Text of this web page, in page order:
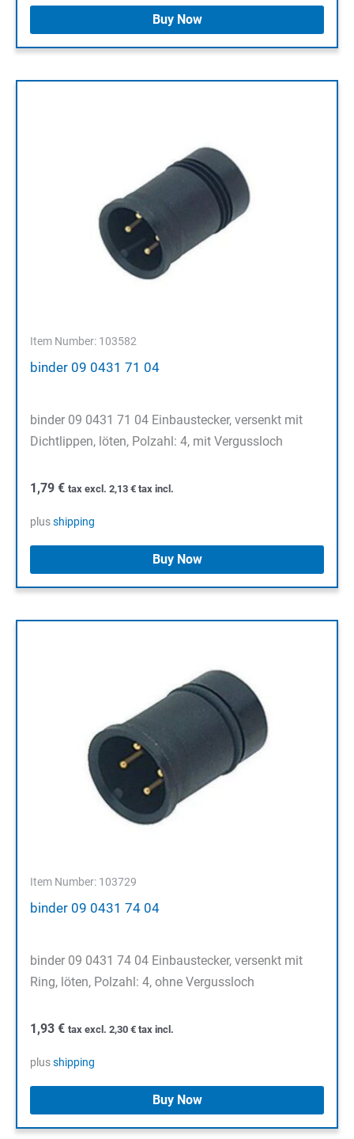
Buy Now
Item Number: 103582
binder 09 0431 71 04
binder 09 0431 71 04 Einbaustecker, versenkt mit
Dichtlippen, löten, Polzahl: 4, mit Vergussloch
1,79 € tax excl. 2,13 € tax incl.
plusshipping
Buy Now
Item Number: 103729
binder 09 0431 74 04
binder 09 0431 74 04 Einbaustecker, versenkt mit
Ring, löten, Polzahl: 4, ohne Vergussloch
1,93 € tax excl. 2,30 € tax incl.
plusshipping
Buy Now